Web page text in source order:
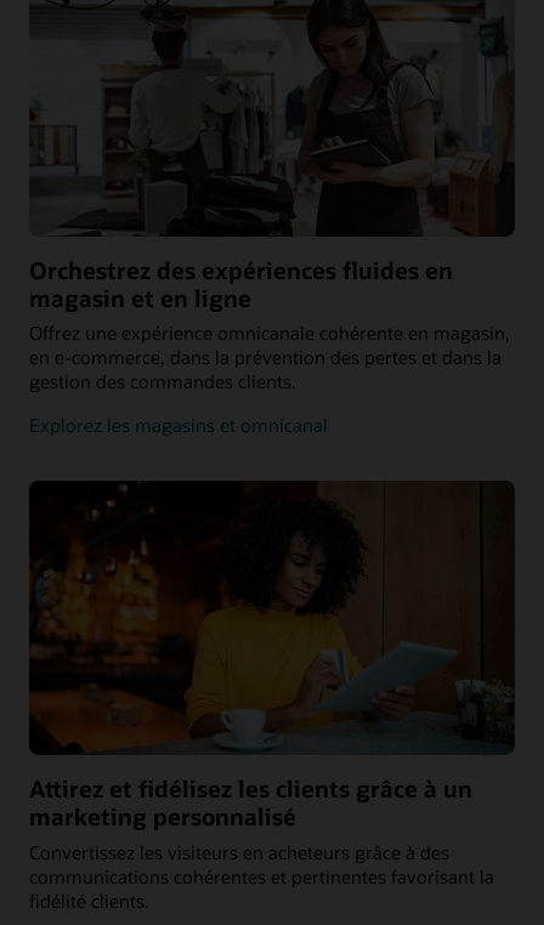
Orchestrez des expériences fluides en
magasin et en ligne
Offrez une expérience omnicanale cohérente en magasin,
en e-commerce, dans la prévention des pertes et dans la
gestion des commandes clients.
Explorez les magasins et omnicanal
Attirez et fidélisez les clients grâce à un
marketing personnalisé
Convertissez les visiteurs en acheteurs grâce à des
communications cohérentes et pertinentes favorisant la
fidélité clients.